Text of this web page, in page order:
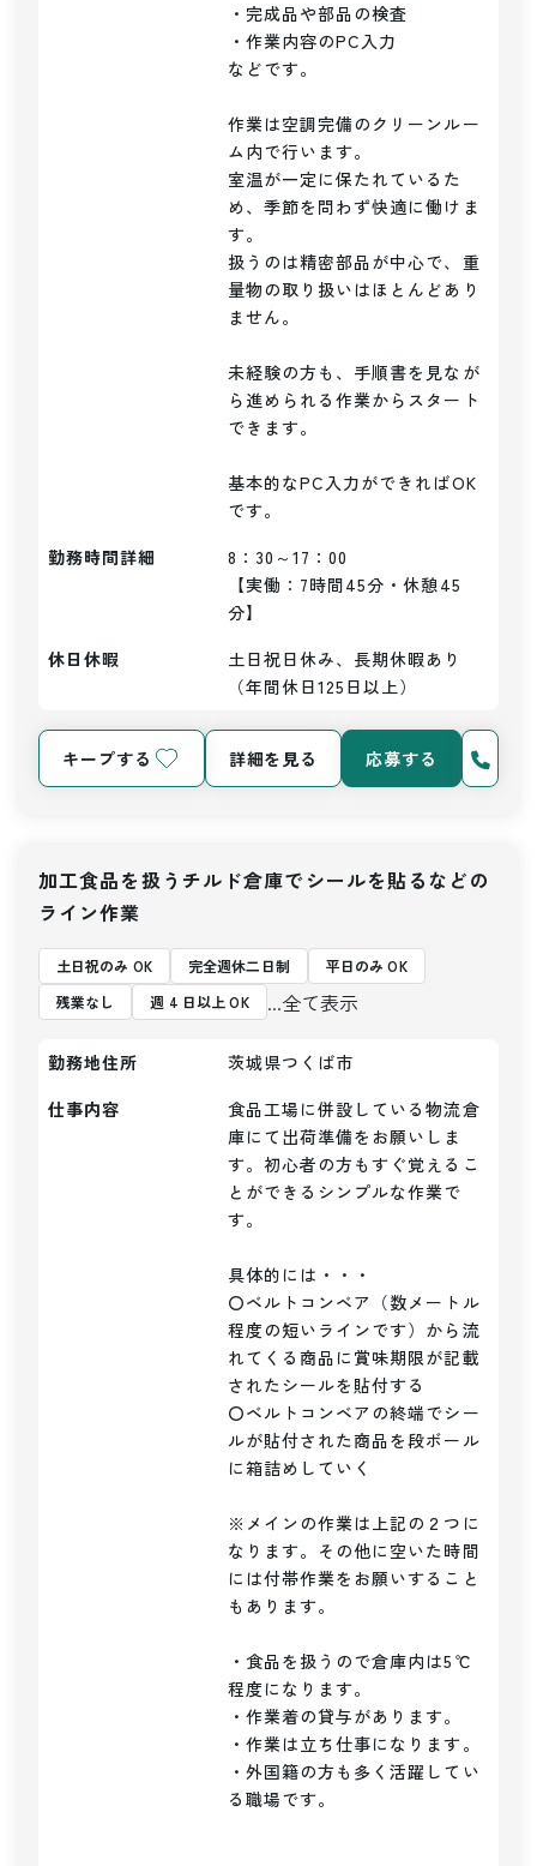
・完成品や部品の検査
・作業内容のPC入力
などです。
作業は空調完備のクリーンルー
ム内で行います。
室温が一定に保たれているた
め、季節を問わず快適に働けま
す。
扱うのは精密部品が中心で、重
量物の取り扱いはほとんどあり
ません。
未経験の方も、手順書を見なが
ら進められる作業からスタート
できます。
基本的なPC入力ができればOK
勤務時間詳細
8：30～17：00
【実働：7時間45分・休憩45
分】
休日休暇
土日祝日休み、長期休暇あり
（年間休日125日以上）
キープする 詳細を見る 応募する
加工食品を扱うチルド倉庫でシールを貼るなどの
ライン作業
土日祝のみ OK 完全週休二日制
平日のみ OK
残業なし
週 4 日以上 OK ...全て表示
勤務地住所
茨城県つくば市
仕事内容
食品工場に併設している物流倉
庫にて出荷準備をお願いしま
す。初心者の方もすぐ覚えるこ
とができるシンプルな作業で
す。
具体的には・・・
〇ベルトコンベア（数メートル
程度の短いラインです）から流
れてくる商品に賞味期限が記載
されたシールを貼付する
〇ベルトコンベアの終端でシー
ルが貼付された商品を段ボール
に箱詰めしていく
※メインの作業は上記の２つに
なります。その他に空いた時間
には付帯作業をお願いすること
もあります。
・食品を扱うので倉庫内は5℃
程度になります。
・作業着の貸与があります。
・作業は立ち仕事になります。
・外国籍の方も多く活躍してい
る職場です。